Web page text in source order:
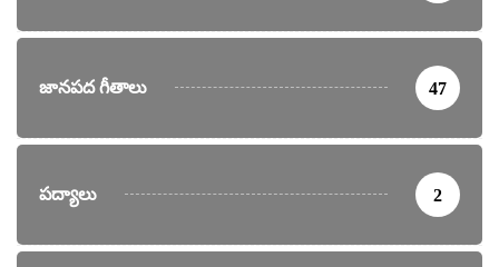
జానపద గీతాలు 47
పద్యాలు 2